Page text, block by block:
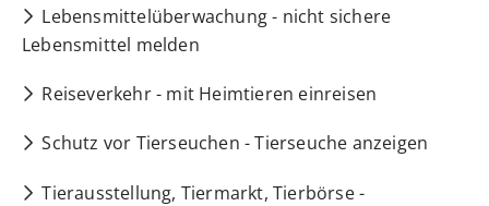
Lebensmittelüberwachung - nicht sichere
Lebensmittel melden
Reiseverkehr - mit Heimtieren einreisen
Schutz vor Tierseuchen - Tierseuche anzeigen
Tierausstellung, Tiermarkt, Tierbörse -